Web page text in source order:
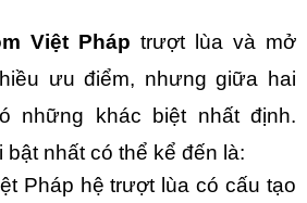
Việt Pháp trượt lùa và mở
ưu điểm, nhưng giữa hai
những khác biệt nhất định.
nhất có thể kể đến là:
Pháp hệ trượt lùa có cấu tạo